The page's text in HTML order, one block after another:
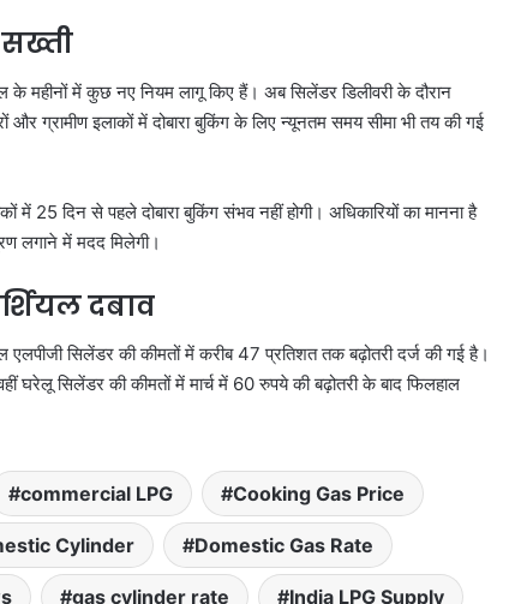
के महीनों में कुछ नए नियम लागू किए हैं। अब सिलेंडर डिलीवरी के दौरान
और ग्रामीण इलाकों में दोबारा बुकिंग के लिए न्यूनतम समय सीमा भी तय की गई
में 25 दिन से पहले दोबारा बुकिंग संभव नहीं होगी। अधिकारियों का मानना है
लगाने में मदद मिलेगी।
दबाव
सिलेंडर की कीमतों में करीब 47 प्रतिशत तक बढ़ोतरी दर्ज की गई है।
सिलेंडर की कीमतों में मार्च में 60 रुपये की बढ़ोतरी के बाद फिलहाल
commercial LPG Cooking Gas Price
Cylinder Domestic Gas Rate
gas cylinder rate India LPG Supply